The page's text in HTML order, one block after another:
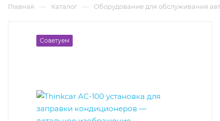
Главная — Каталог — Оборудование для обслуживания
Советуем